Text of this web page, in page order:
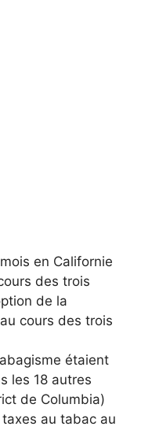
en Californie
des trois
de la
cours des trois
étaient
les 18 autres
de Columbia)
au tabac au